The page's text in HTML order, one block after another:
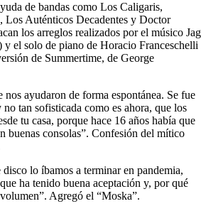
de bandas como Los Caligaris,
Los Auténticos Decadentes y Doctor
los arreglos realizados por el músico Jag
el solo de piano de Horacio Franceschelli
de Summertime, de George
ayudaron de forma espontánea. Se fue
tan sofisticada como es ahora, que los
tu casa, porque hace 16 años había que
buenas consolas”. Confesión del mítico
disco lo íbamos a terminar en pandemia,
ha tenido buena aceptación y, por qué
Agregó el “Moska”.